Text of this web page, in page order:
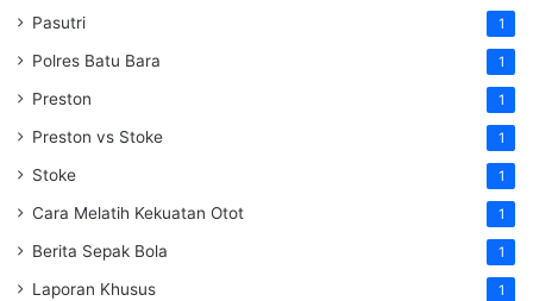
Pasutri 1
Polres Batu Bara 1
Preston 1
Preston vs Stoke 1
Stoke 1
Cara Melatih Kekuatan Otot 1
Berita Sepak Bola 1
Laporan Khusus 1